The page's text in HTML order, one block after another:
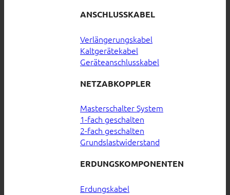
ANSCHLUSSKABEL
Verlängerungskabel
Kaltgerätekabel
Geräteanschlusskabel
NETZABKOPPLER
Masterschalter System
1-fach geschalten
2-fach geschalten
Grundslastwiderstand
ERDUNGSKOMPONENTEN
Erdungskabel